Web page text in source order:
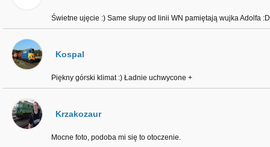
Świetne ujęcie :) Same słupy od linii WN pamiętają wujka Adolfa
Kospal
Piękny górski klimat :) Ładnie uchwycone +
Krzakozaur
Mocne foto, podoba mi się to otoczenie.